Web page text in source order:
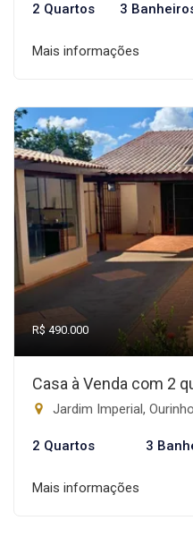
2 Quartos 3
Mais informações
R$ 490.000
Casa à Venda com 2
Jardim Imperial,
2 Quartos 3
Mais informações